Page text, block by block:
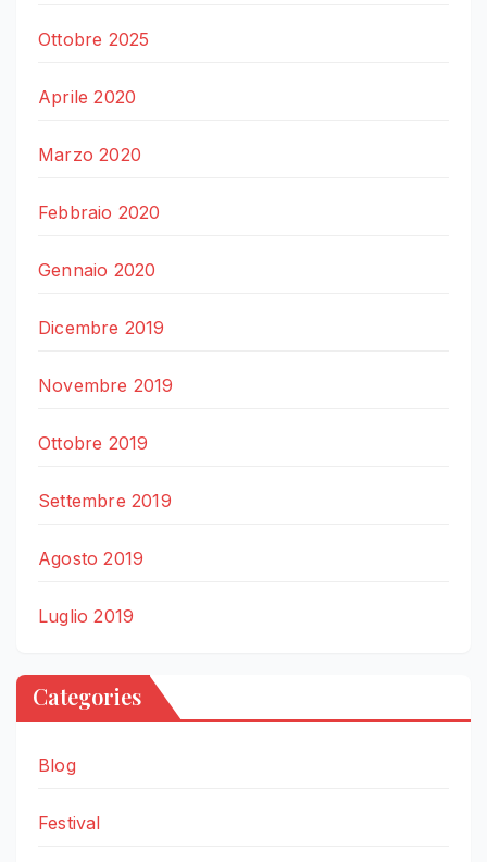
Ottobre 2025
Aprile 2020
Marzo 2020
Febbraio 2020
Gennaio 2020
Dicembre 2019
Novembre 2019
Ottobre 2019
Settembre 2019
Agosto 2019
Luglio 2019
Categories
Blog
Festival